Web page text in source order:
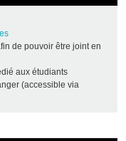
de pouvoir être joint en
aux étudiants
(accessible via